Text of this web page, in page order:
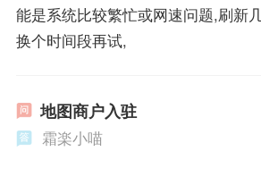
能是系统比较繁忙或网速问题,刷新
换个时间段再试,
地图商户入驻
霜楽小喵